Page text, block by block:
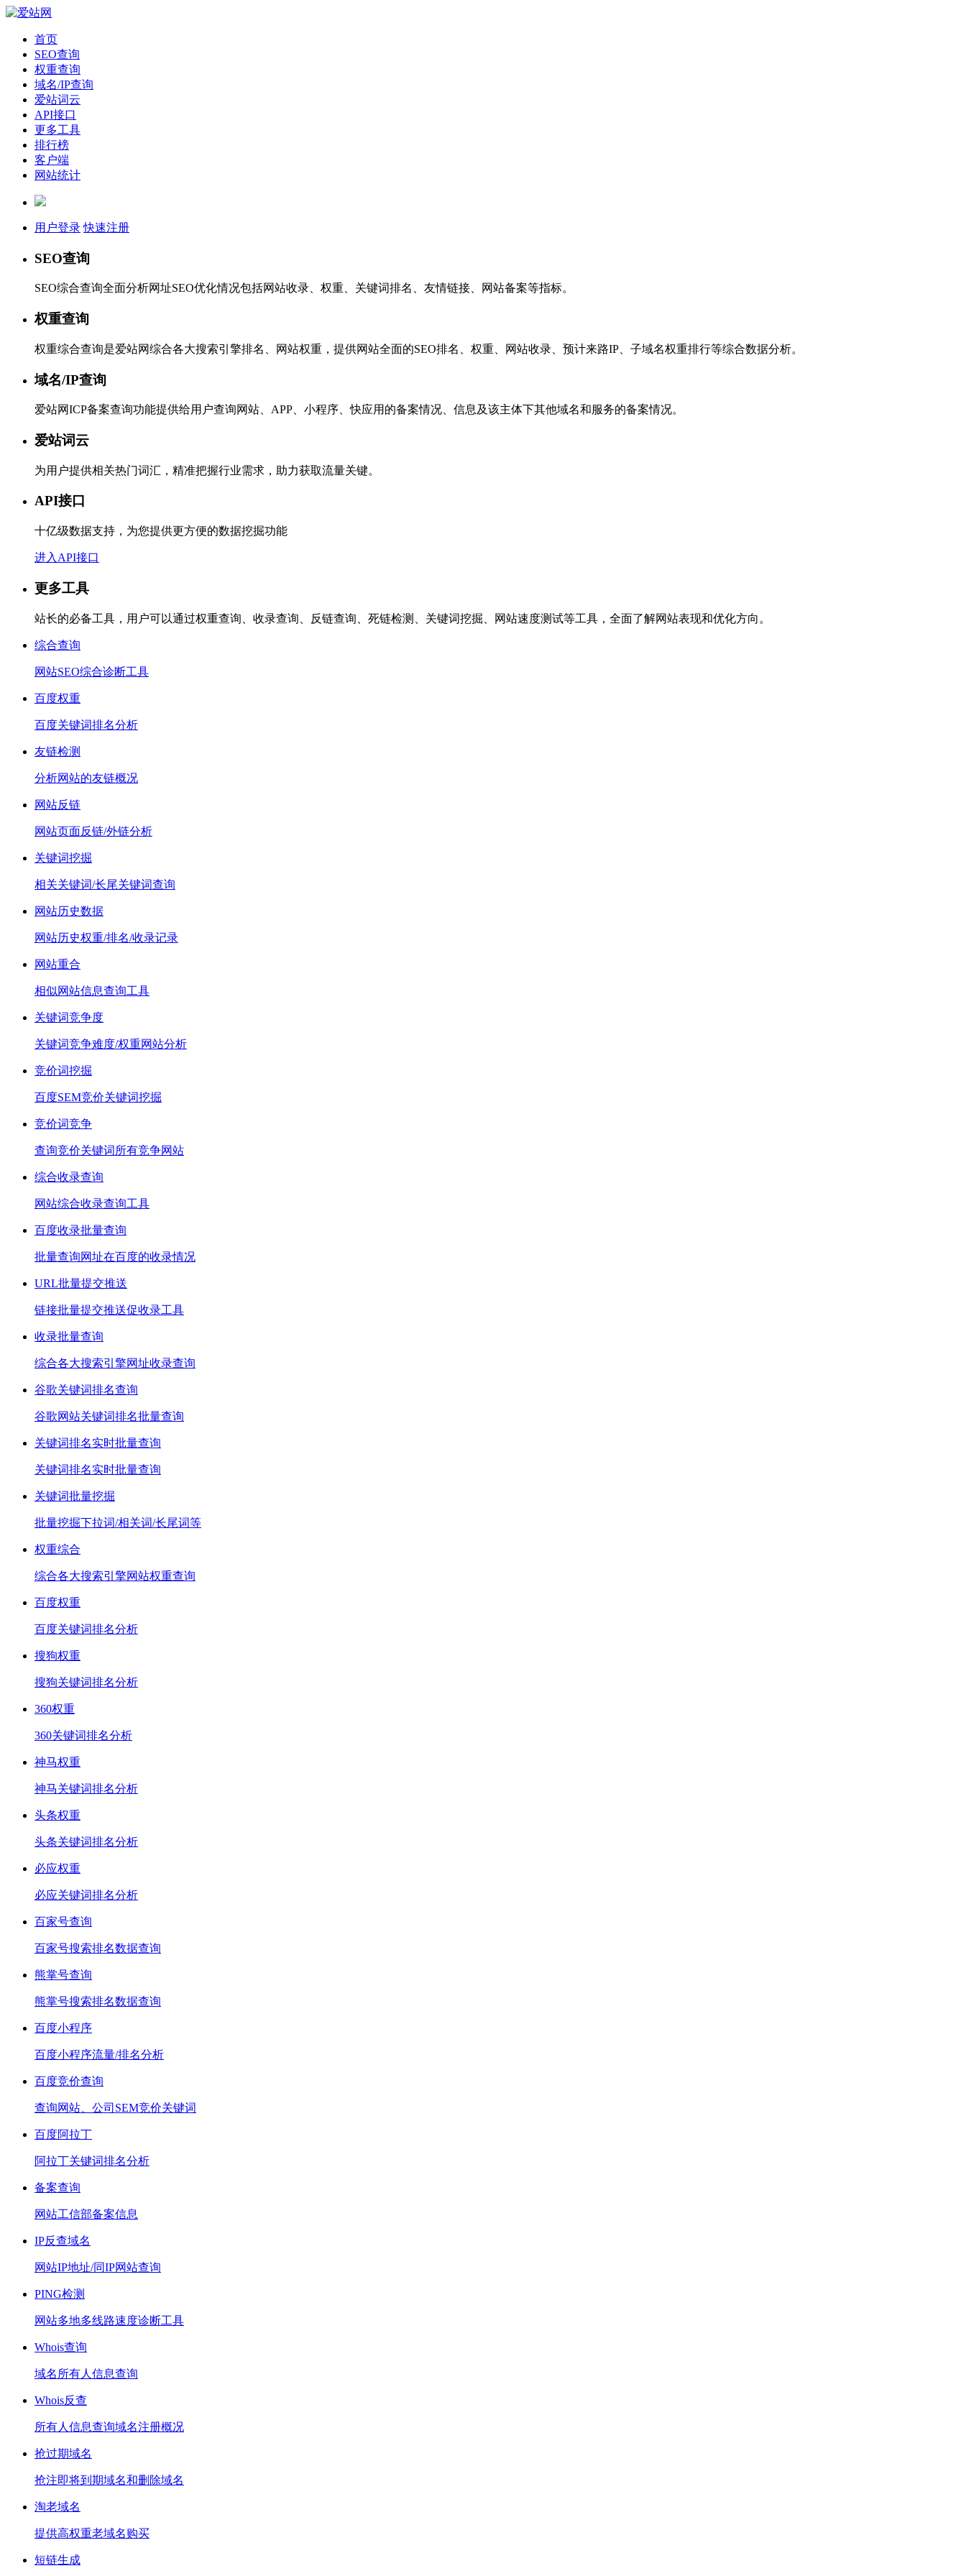
首页
SEO查询
权重查询
域名/IP查询
爱站词云
API接口
更多工具
排行榜
客户端
网站统计
用户登录 快速注册
SEO查询
SEO综合查询全面分析网址SEO优化情况包括网站收录、权重、关键词排名、友情链接、网站备案等指标。
权重查询
权重综合查询是爱站网综合各大搜索引擎排名、网站权重，提供网站全面的SEO排名、权重、网站收录、预计来路IP、子域名权重排行等综合数据分析。
域名/IP查询
爱站网ICP备案查询功能提供给用户查询网站、APP、小程序、快应用的备案情况、信息及该主体下其他域名和服务的备案情况。
爱站词云
为用户提供相关热门词汇，精准把握行业需求，助力获取流量关键。
API接口
十亿级数据支持，为您提供更方便的数据挖掘功能
进入API接口
更多工具
站长的必备工具，用户可以通过权重查询、收录查询、反链查询、死链检测、关键词挖掘、网站速度测试等工具，全面了解网站表现和优化方向。
综合查询
网站SEO综合诊断工具
百度权重
百度关键词排名分析
友链检测
分析网站的友链概况
网站反链
网站页面反链/外链分析
关键词挖掘
相关关键词/长尾关键词查询
网站历史数据
网站历史权重/排名/收录记录
网站重合
相似网站信息查询工具
关键词竞争度
关键词竞争难度/权重网站分析
竞价词挖掘
百度SEM竞价关键词挖掘
竞价词竞争
查询竞价关键词所有竞争网站
综合收录查询
网站综合收录查询工具
百度收录批量查询
批量查询网址在百度的收录情况
URL批量提交推送
链接批量提交推送促收录工具
收录批量查询
综合各大搜索引擎网址收录查询
谷歌关键词排名查询
谷歌网站关键词排名批量查询
关键词排名实时批量查询
关键词排名实时批量查询
关键词批量挖掘
批量挖掘下拉词/相关词/长尾词等
权重综合
综合各大搜索引擎网站权重查询
百度权重
百度关键词排名分析
搜狗权重
搜狗关键词排名分析
360权重
360关键词排名分析
神马权重
神马关键词排名分析
头条权重
头条关键词排名分析
必应权重
必应关键词排名分析
百家号查询
百家号搜索排名数据查询
熊掌号查询
熊掌号搜索排名数据查询
百度小程序
百度小程序流量/排名分析
百度竞价查询
查询网站、公司SEM竞价关键词
百度阿拉丁
阿拉丁关键词排名分析
备案查询
网站工信部备案信息
IP反查域名
网站IP地址/同IP网站查询
PING检测
网站多地多线路速度诊断工具
Whois查询
域名所有人信息查询
Whois反查
所有人信息查询域名注册概况
抢过期域名
抢注即将到期域名和删除域名
淘老域名
提供高权重老域名购买
短链生成